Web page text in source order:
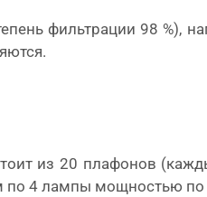
фильтрации 98 %),
из 20 плафонов
по 4 лампы мощностью по